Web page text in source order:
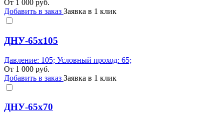
От 1 000 руб.
Добавить в заказ Заявка в 1 клик
ДНУ-65х105
Давление: 105; Условный проход: 65;
От 1 000 руб.
Добавить в заказ Заявка в 1 клик
ДНУ-65х70